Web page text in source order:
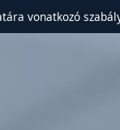
vonatkozó